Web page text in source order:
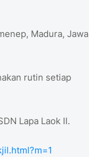
Madura, Jawa
rutin setiap
Lapa Laok II.